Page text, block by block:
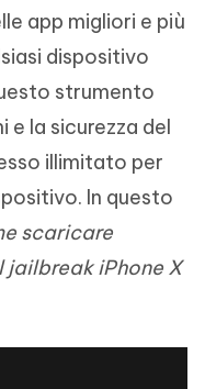
app migliori e più
dispositivo
strumento
e la sicurezza del
illimitato per
In questo
scaricare
jailbreak iPhone X